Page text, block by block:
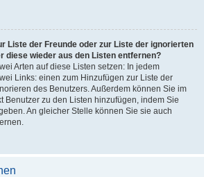
Liste der Freunde oder zur Liste der ignorierten
diese wieder aus den Listen entfernen?
Arten auf diese Listen setzen: In jedem
Links: einen zum Hinzufügen zur Liste der
des Benutzers. Außerdem können Sie im
Benutzer zu den Listen hinzufügen, indem Sie
An gleicher Stelle können Sie sie auch